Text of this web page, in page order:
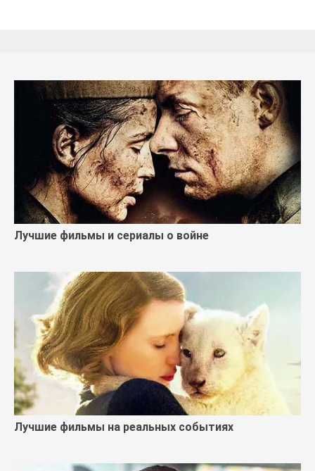
Лучшие фильмы и сериалы о войне
Лучшие фильмы на реальных событиях